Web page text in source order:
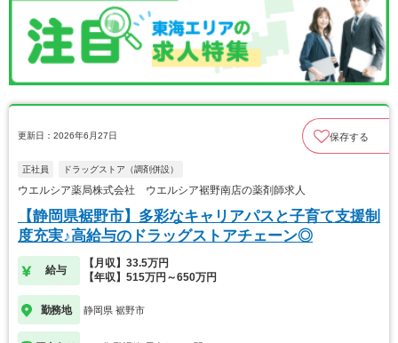
更新日：2026年6月27日 保存する
正社員 ドラッグストア（調剤併設）
ウエルシア薬局株式会社 ウエルシア裾野南店の薬剤師求人
【静岡県裾野市】多彩なキャリアパスと子育て支援制
度充実♪高給与のドラッグストアチェーン◎
給与
【月収】33.5万円
【年収】515万円～650万円
勤務地 静岡県 裾野市